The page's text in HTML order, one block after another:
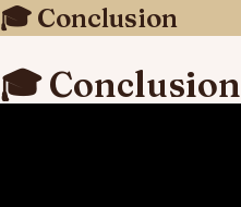
🎓 Conclusion
🎓 Conclusion